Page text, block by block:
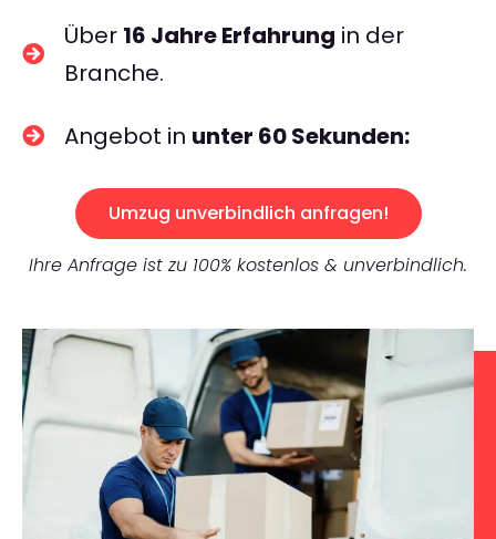
Über 16 Jahre Erfahrung in der
Branche.
Angebot in unter 60 Sekunden:
Umzug unverbindlich anfragen!
Ihre Anfrage ist zu 100% kostenlos & unverbindlich.